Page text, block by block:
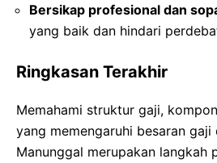
Bersikap profesional dan
yang baik dan hindari
Ringkasan Terakhir
Memahami struktur gaji,
yang memengaruhi besaran gaji
Manunggal merupakan langkah